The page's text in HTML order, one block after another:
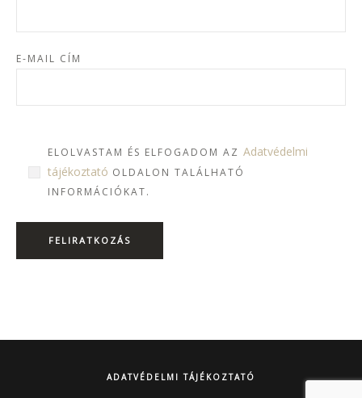
E-MAIL CÍM
ELOLVASTAM ÉS ELFOGADOM AZ Adatvédelmi
tájékoztató OLDALON TALÁLHATÓ
INFORMÁCIÓKAT.
ADATVÉDELMI TÁJÉKOZTATÓ